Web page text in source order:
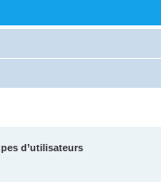
d’utilisateurs